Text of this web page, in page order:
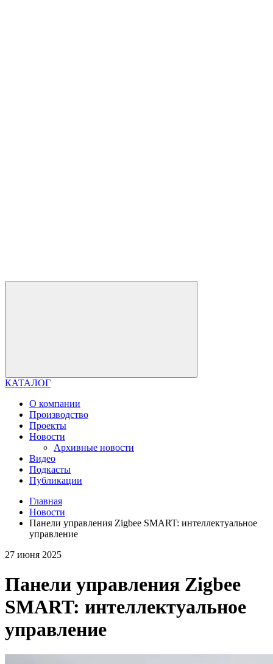
КАТАЛОГ
О компании
Производство
Проекты
Новости
Архивные новости
Видео
Подкасты
Публикации
Главная
Новости
Панели управления Zigbee SMART: интеллектуальное
управление
27 июня 2025
Панели управления Zigbee
SMART: интеллектуальное
управление